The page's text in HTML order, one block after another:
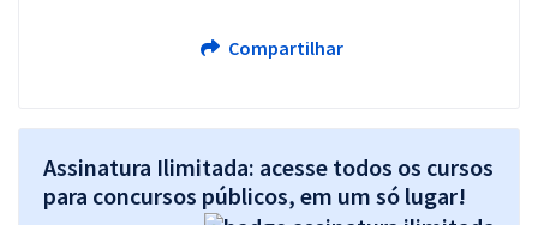
Compartilhar
Assinatura Ilimitada: acesse todos os cursos
para concursos públicos, em um só lugar!